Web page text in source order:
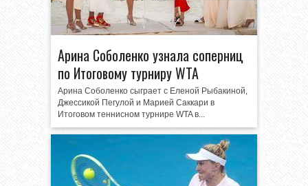
Арина Соболенко узнала соперниц
по Итоговому турниру WTA
Арина Соболенко сыграет с Еленой Рыбакиной,
Джессикой Пегулой и Марией Саккари в
Итоговом теннисном турнире WTA в...